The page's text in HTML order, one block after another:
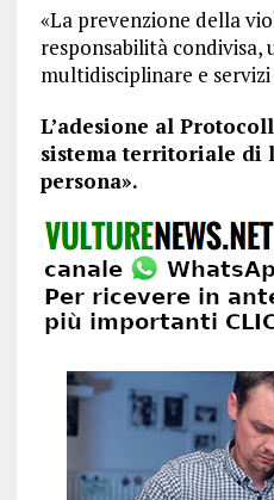
«La prevenzione della
responsabilità condivisa,
multidisciplinare e
L’adesione al
sistema territoriale di
persona».